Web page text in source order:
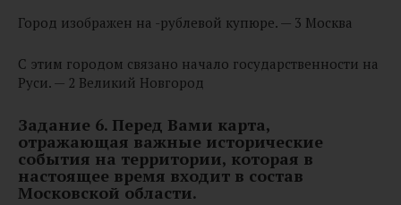
Город изображен на -рублевой купюре. — 3 Москва
С этим городом связано начало государственности на
Руси. — 2 Великий Новгород
Задание 6. Перед Вами карта,
отражающая важные исторические
события на территории, которая в
настоящее время входит в состав
Московской области.